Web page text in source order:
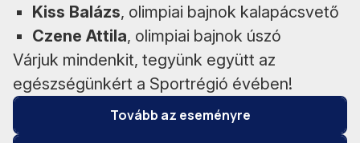
Kiss Balázs, olimpiai bajnok kalapácsvető
Czene Attila, olimpiai bajnok úszó
Várjuk mindenkit, tegyünk együtt az
egészségünkért a Sportrégió évében!
Tovább az eseményre